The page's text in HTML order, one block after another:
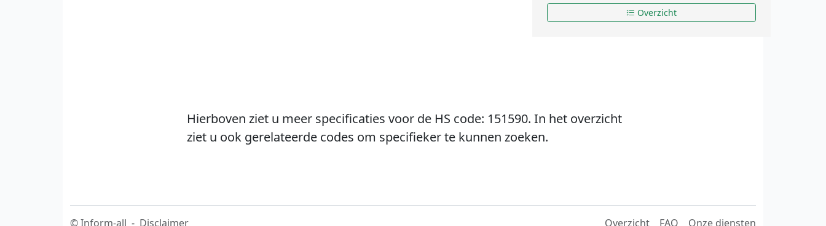
Overzicht
Hierboven ziet u meer specificaties voor de HS code: 151590. In het overzicht
ziet u ook gerelateerde codes om specifieker te kunnen zoeken.
©Inform-all - Disclaimer Overzicht FAQ Onze diensten